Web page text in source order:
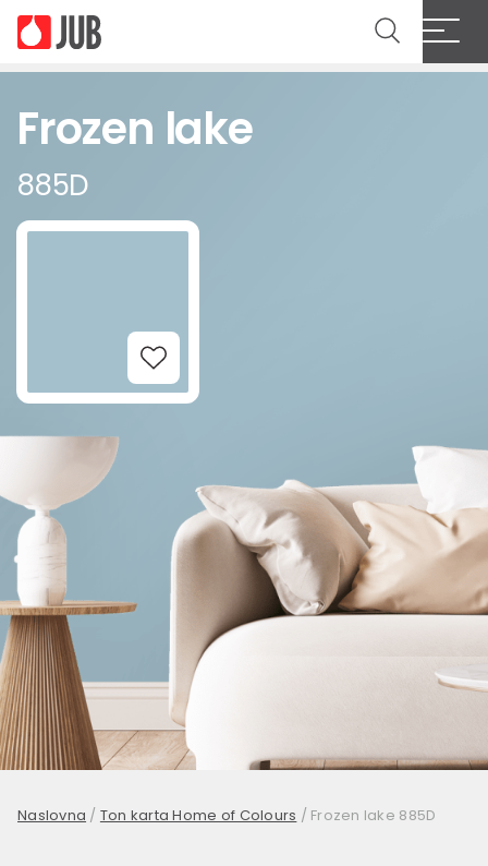
Frozen lake
885D
Add to Wishlist
Naslovna / Ton karta Home of Colours / Frozen lake 885D